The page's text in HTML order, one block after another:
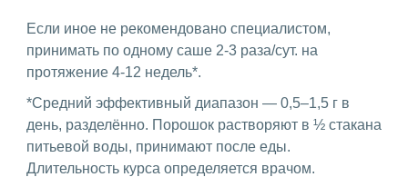
Если иное не рекомендовано специалистом,
принимать по одному саше 2-3 раза/сут. на
протяжение 4-12 недель*.
*Средний эффективный диапазон — 0,5–1,5 г в
день, разделённо. Порошок растворяют в ½ стакана
питьевой воды, принимают после еды.
Длительность курса определяется врачом.